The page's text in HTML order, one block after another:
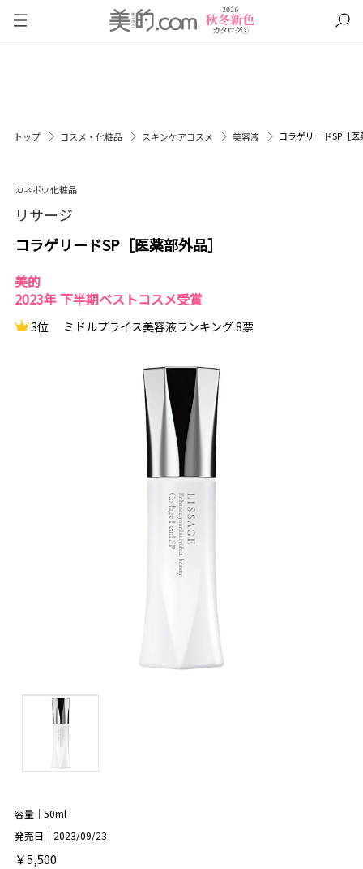
トップ コスメ・化粧品 スキンケアコスメ 美容液 コラゲリードSP［
カネボウ化粧品
リサージ
コラゲリードSP［医薬部外品］
美的
2023年 下半期ベストコスメ受賞
3位 ミドルプライス美容液ランキング 8票
容量｜50ml
発売日｜2023/09/23
￥5,500